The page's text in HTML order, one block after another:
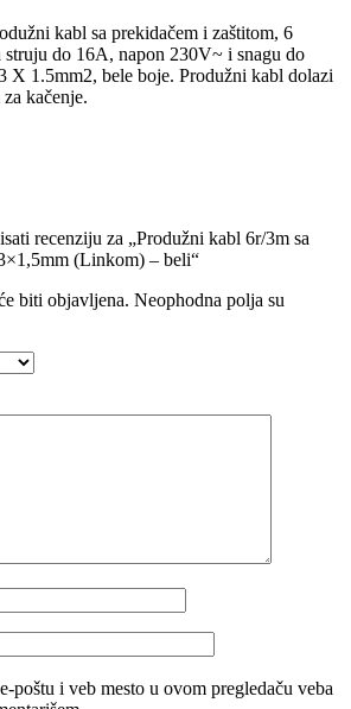
kabl sa prekidačem i zaštitom, 6
struju do 16A, napon 230V~ i snagu do
X 1.5mm2, bele boje. Produžni kabl dolazi
kačenje.
recenziju za „Produžni kabl 6r/3m sa
(Linkom) – beli“
biti objavljena. Neophodna polja su
poštu i veb mesto u ovom pregledaču veba